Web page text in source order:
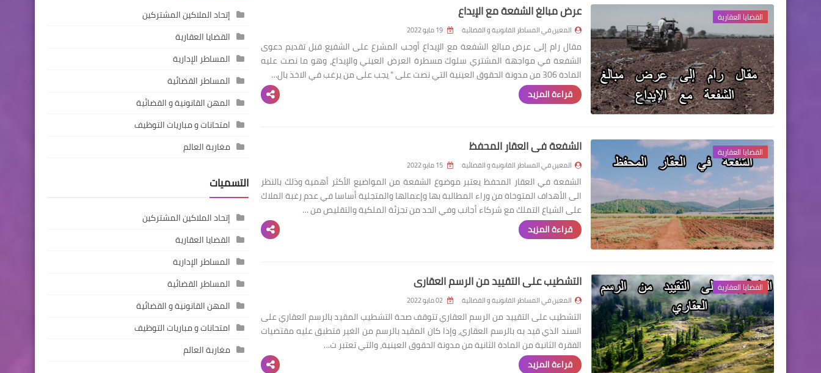
القضايا العقارية عرض مبالغ الشفعة مع الإيداع
المعين في المساطر القانونية و القضائية
مقال رام إلى عرض مبالغ الشفعة مع الإيداع أوجب المشرع على الشفيع قبل تقديم دعوى
الشفعة في مواجهة المشتري سلوك مسطرة العرض العيني والإيداع، وهو ما نصت عليه
المادة 306 من مدونة الحقوق العينية التي نصت على " يجب على من يرغب في الاخذ بال…
قراءة المزيد
القضايا العقارية الشفعة في العقار المحفظ
المعين في المساطر القانونية و القضائية
الشفعة في العقار المحفظ يعتبر موضوع الشفعة من المواضيع الأكثر أهمية وذلك بالنظر
الى الأهداف المتوخاة من وراء المطالبة بها وإعمالها والمتجلية أساسا في عدم رغبة الملاك
على الشياع التملك مع شركاء أجانب وفي الحد من تجزئة الملكية والتقليص من …
قراءة المزيد
القضايا العقارية التشطيب على التقييد من الرسم العقاري
المعين في المساطر القانونية و القضائية
التشطيب على التقييد من الرسم العقاري تتوقف صحة التشطيب المقيد بالرسم العقاري على
السند الذي قيد به بالرسم العقاري، وإذا كان المقيد بالرسم من الغير فتطبق عليه مقتضيات
الفقرة الثانية من المادة الثانية من مدونة الحقوق العينية، والتي تعتبر ت…
قراءة المزيد
إتحاد الملاكين المشتركين
القضايا العقارية
المساطر الإدارية
المساطر القضائية
المهن القانونية و القضائية
امتحانات و مباريات التوظيف
مغاربة العالم
التسميات
إتحاد الملاكين المشتركين
القضايا العقارية
المساطر الإدارية
المساطر القضائية
المهن القانونية و القضائية
امتحانات و مباريات التوظيف
مغاربة العالم